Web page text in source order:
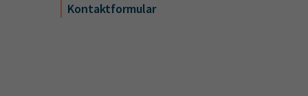
Kontaktformular